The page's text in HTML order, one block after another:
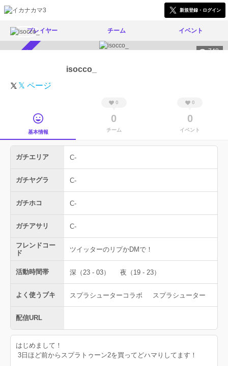
新規登録・ログイン
プレイヤー チーム イベント
748
isocco_
𝕏 ページ
基本情報
0
0
チーム
0
0
イベント
ガチエリア C-
ガチヤグラ C-
ガチホコ C-
ガチアサリ C-
フレンドコー
ド
ツイッターのリプかDMで！
活動時間帯 深（23 - 03） 夜（19 - 23）
よく使うブキ スプラシューターコラボ スプラシューター
配信URL
はじめまして！
3日ほど前からスプラトゥーン2を買ってどハマりしてます！